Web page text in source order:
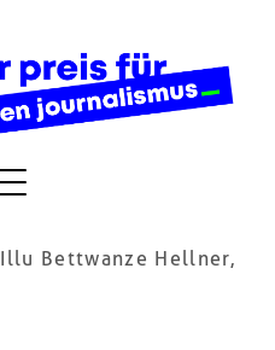
Illu Bettwanze Hellner,